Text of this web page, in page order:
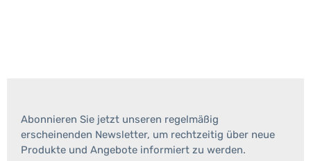
Abonnieren Sie jetzt unseren regelmäßig
erscheinenden Newsletter, um rechtzeitig über neue
Produkte und Angebote informiert zu werden.